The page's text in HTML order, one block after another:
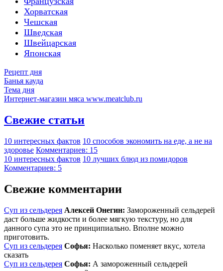
Хорватская
Чешская
Шведская
Швейцарская
Японская
Рецепт дня
Банья кауда
Тема дня
Интернет-магазин мяса www.meatclub.ru
Свежие статьи
10 интересных фактов 10 способов экономить на еде, а не на
здоровье Комментариев: 15
10 интересных фактов 10 лучших блюд из помидоров
Комментариев: 5
Свежие комментарии
Суп из сельдерея Алексей Онегин: Замороженный сельдерей
даст больше жидкости и более мягкую текстуру, но для
данного супа это не принципиально. Вполне можно
приготовить.
Суп из сельдерея Софья: Насколько поменяет вкус, хотела
сказать
Суп из сельдерея Софья: А замороженный сельдерей